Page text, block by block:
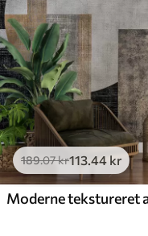
189.07kr113.44 kr